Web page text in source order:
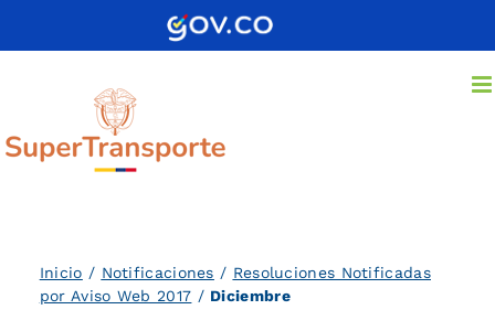
Inicio / Notificaciones / Resoluciones Notificadas
por Aviso Web 2017 / Diciembre